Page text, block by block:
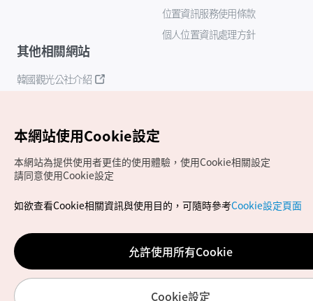
位置資訊服務使用條款
個人位置資訊處理方針
其他相關網站
韓國觀光公社介紹
Copyrights (c) 韓國觀光公社版權所有
如有相關疑問或建議，歡迎來信至官方信箱
chinese_big5@knto.or.kr
本網站使用Cookie設定
本網站為提供使用者更佳的使用體驗，使用Cookie相關設定
請同意使用Cookie設定
如欲查看Cookie相關資訊與使用目的，可隨時參考Cookie設定頁面
允許使用所有Cookie
Cookie設定